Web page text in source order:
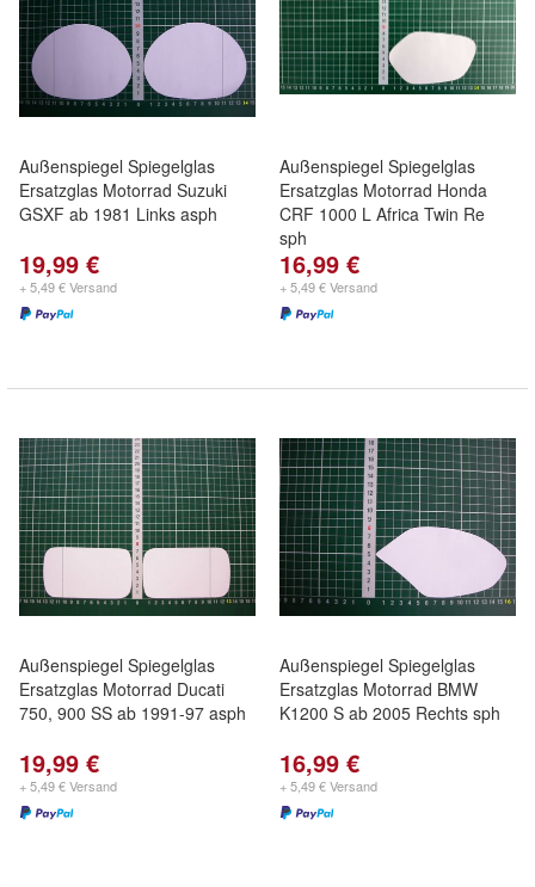
Außenspiegel Spiegelglas
Ersatzglas Motorrad Suzuki
GSXF ab 1981 Links asph
19,99 €
+ 5,49 € Versand
Außenspiegel Spiegelglas
Ersatzglas Motorrad Honda
CRF 1000 L Africa Twin Re
sph
16,99 €
+ 5,49 € Versand
Außenspiegel Spiegelglas
Ersatzglas Motorrad Ducati
750, 900 SS ab 1991-97 asph
19,99 €
+ 5,49 € Versand
Außenspiegel Spiegelglas
Ersatzglas Motorrad BMW
K1200 S ab 2005 Rechts sph
16,99 €
+ 5,49 € Versand